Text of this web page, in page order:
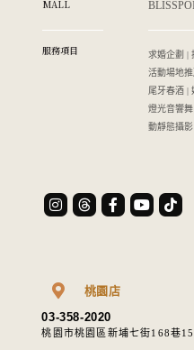
MALL
服務項目
求婚企劃 |
活動場地
尾牙春酒 |
燈光音響
動靜態攝
桃園店
03-358-2020
桃園市桃園區新埔七街168巷